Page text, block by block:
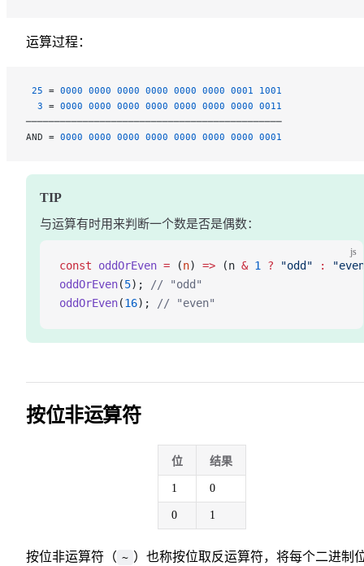
运算过程：
25 = 0000 0000 0000 0000 0000 0000 0001
1001
  3
= 0000 0000 0000 0000 0000 0000 0000 0011
─────────────────────────────────────────────
AND = 0000 0000 0000 0000 0000 0000 0000 0001
TIP
与运算有时用来判断一个数是否是偶数：
js
const oddOrEven = (n) => (n & 1 ? "odd" :
oddOrEven(5);
// "odd"
oddOrEven(16); // "even"
按位非运算符
位 结果
1 0
0 1
按位非运算符（ ~ ）也称按位取反运算符，将每个二进制